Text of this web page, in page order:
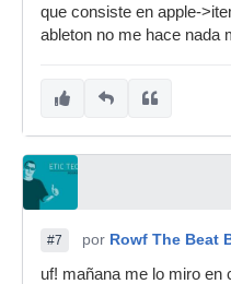
que consiste en apple-
ableton no me hace nada
#7 por Rowf The Beat
uf! mañana me lo miro en